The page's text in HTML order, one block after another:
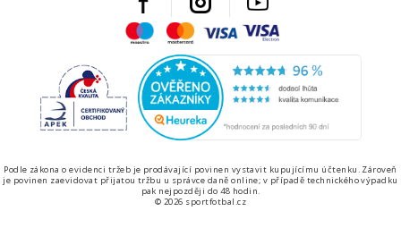
MaestroMastercard
Visa
Česká kvalita
Podle zákona o evidenci tržeb je prodávající povinen vystavit kupujícímu účtenku. Zároveň
je povinen zaevidovat přijatou tržbu u správce daně online; v případě technického výpadku
pak nejpozději do 48 hodin.
© 2026 sportfotbal.cz